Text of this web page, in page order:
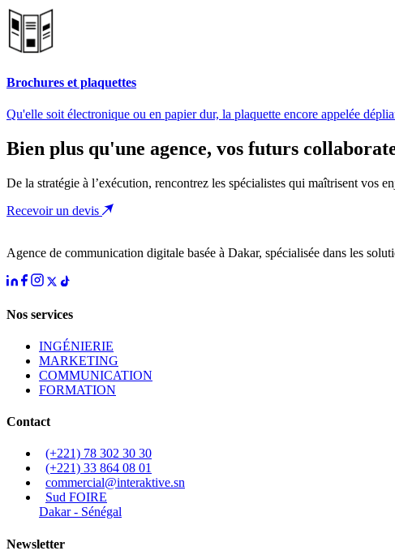
Brochures et plaquettes
Qu'elle soit électronique ou en papier dur, la plaquette encore appelée
Bien plus qu'une agence, vos futurs
De la stratégie à l’exécution, rencontrez les spécialistes qui maîtrisent vos
Recevoir un devis
Agence de communication digitale basée à Dakar, spécialisée dans les
Nos services
INGÉNIERIE
MARKETING
COMMUNICATION
FORMATION
Contact
(+221) 78 302 30 30
(+221) 33 864 08 01
commercial@interaktive.sn
Sud FOIRE
Dakar - Sénégal
Newsletter